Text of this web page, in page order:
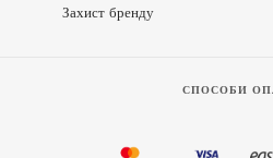
Захист бренду
СПОСОБИ